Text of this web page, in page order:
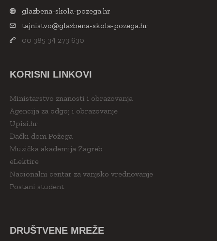
glazbena-skola-pozega.hr
tajnistvo@glazbena-skola-pozega.hr
00 385 34 273 630
KORISNI LINKOVI
Ministarstvo znanosti i obrazovanja
Agencija za odgoj i obrazovanje
Upisi.hr
Đački dom Požega
Muzička akademija Zagreb
eLektire
Nacionalni centar za vanjsko vrednovanje
Postani student
DRUŠTVENE MREŽE